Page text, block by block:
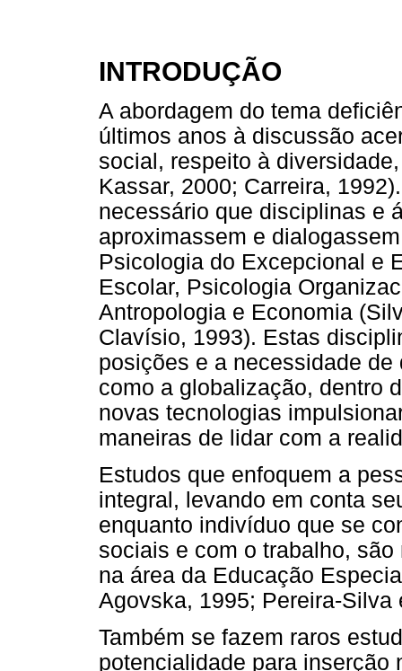
INTRODUÇÃO
A abordagem do tema
últimos anos à discussão
social, respeito à
Kassar, 2000; Carreira,
necessário que disciplinas e
aproximassem e
Psicologia do Excepcional e
Escolar, Psicologia
Antropologia e Economia
Clavísio, 1993). Estas
posições e a necessidade
como a globalização, dentro
novas tecnologias
maneiras de lidar com a
Estudos que enfoquem a
integral, levando em conta
enquanto indivíduo que se
sociais e com o trabalho,
na área da Educação
Agovska, 1995; Pereira-
Também se fazem raros
potencialidade para inserção